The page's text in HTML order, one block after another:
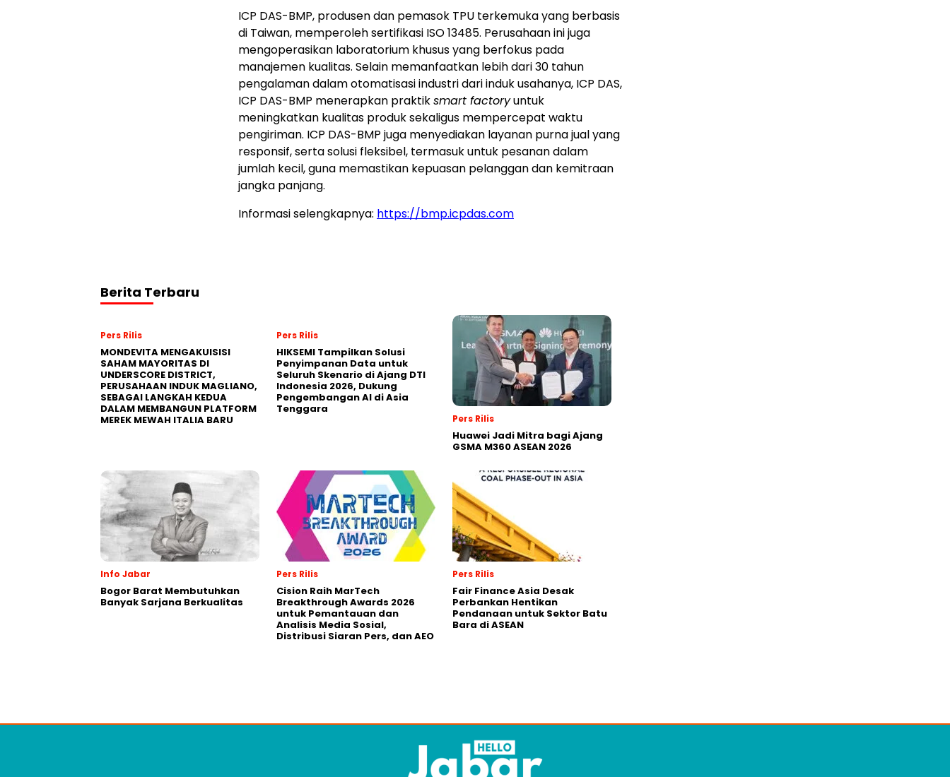
ICP DAS-BMP, produsen dan pemasok TPU terkemuka yang berbasis
di Taiwan, memperoleh sertifikasi ISO 13485. Perusahaan ini juga
mengoperasikan laboratorium khusus yang berfokus pada
manajemen kualitas. Selain memanfaatkan lebih dari 30 tahun
pengalaman dalam otomatisasi industri dari induk usahanya, ICP DAS,
ICP DAS-BMP menerapkan praktiksmart factoryuntuk
meningkatkan kualitas produk sekaligus mempercepat waktu
pengiriman. ICP DAS-BMP juga menyediakan layanan purna jual yang
responsif, serta solusi fleksibel, termasuk untuk pesanan dalam
jumlah kecil, guna memastikan kepuasan pelanggan dan kemitraan
jangka panjang.
Informasi selengkapnya: https://bmp.icpdas.com
Berita Terbaru
Pers Rilis
MONDEVITA MENGAKUISISI
SAHAM MAYORITAS DI
UNDERSCORE DISTRICT,
PERUSAHAAN INDUK MAGLIANO,
SEBAGAI LANGKAH KEDUA
DALAM MEMBANGUN PLATFORM
MEREK MEWAH ITALIA BARU
Pers Rilis
HIKSEMI Tampilkan Solusi
Penyimpanan Data untuk
Seluruh Skenario di Ajang DTI
Indonesia 2026, Dukung
Pengembangan AI di Asia
Tenggara
Pers Rilis
Huawei Jadi Mitra bagi Ajang
GSMA M360 ASEAN 2026
Info Jabar
Bogor Barat Membutuhkan
Banyak Sarjana Berkualitas
Pers Rilis
Cision Raih MarTech
Breakthrough Awards 2026
untuk Pemantauan dan
Analisis Media Sosial,
Distribusi Siaran Pers, dan AEO
Pers Rilis
Fair Finance Asia Desak
Perbankan Hentikan
Pendanaan untuk Sektor Batu
Bara di ASEAN